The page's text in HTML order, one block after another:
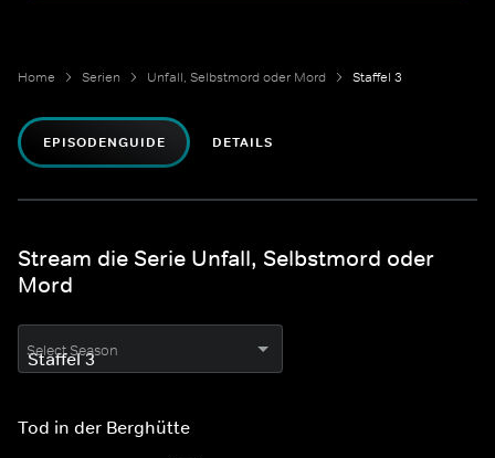
Home Serien Unfall, Selbstmord oder Mord Staffel 3
EPISODENGUIDE DETAILS
Stream die Serie Unfall, Selbstmord oder
Mord
Select Season
Tod in der Berghütte